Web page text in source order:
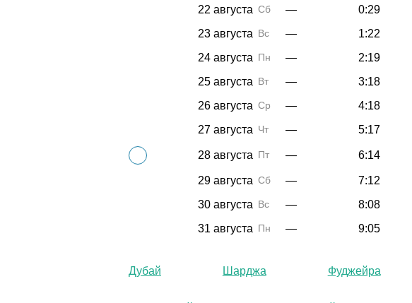
22 августа Сб — 0:29
23 августа Вс — 1:22
24 августа Пн — 2:19
25 августа Вт — 3:18
26 августа Ср — 4:18
27 августа Чт — 5:17
28 августа Пт — 6:14
29 августа Сб — 7:12
30 августа Вс — 8:08
31 августа Пн — 9:05
Дубай Шарджа Фуджейра